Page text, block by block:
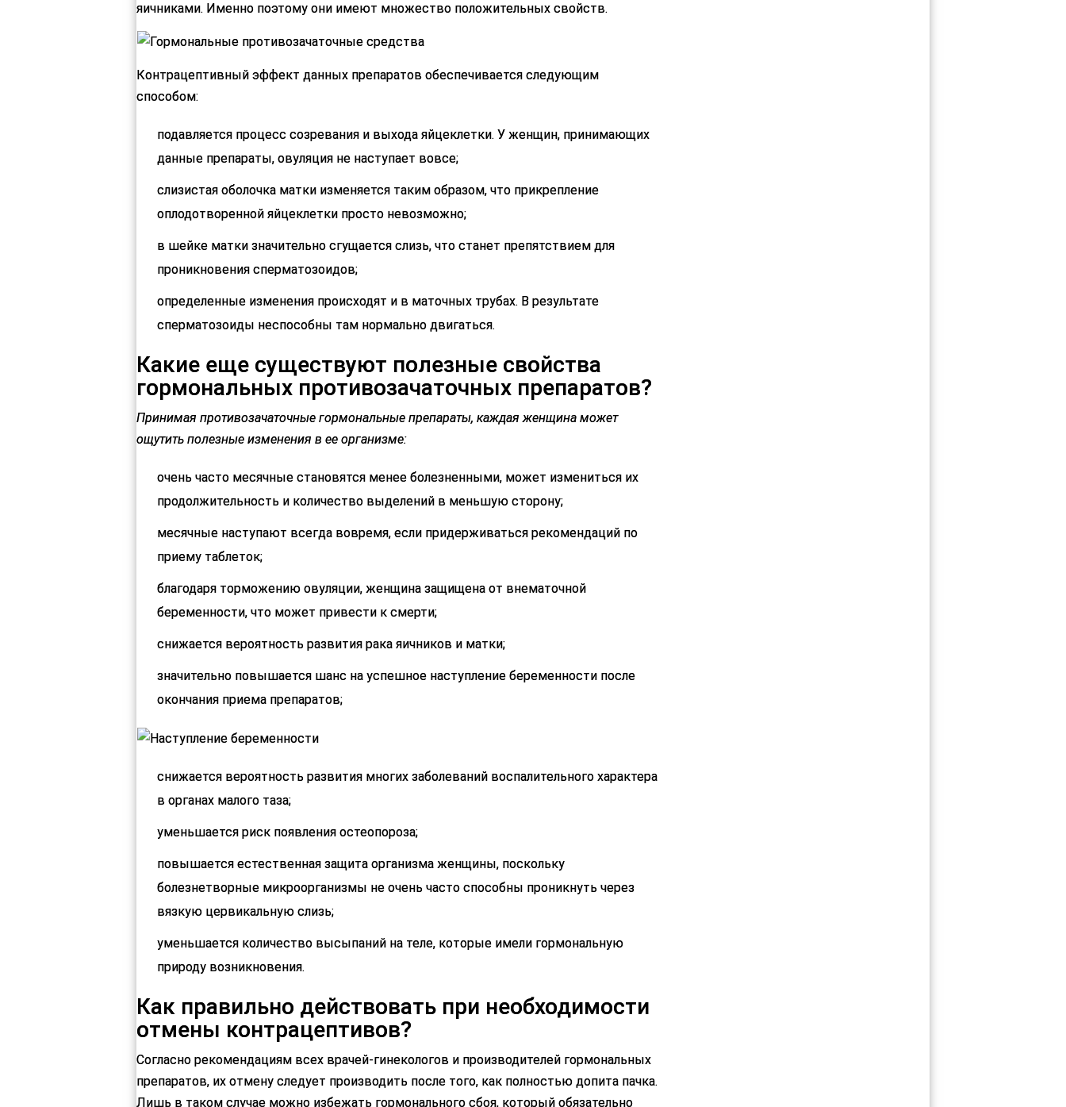
яичниками. Именно поэтому они имеют множество положительных свойств.
Контрацептивный эффект данных препаратов обеспечивается следующим
способом:
подавляется процесс созревания и выхода яйцеклетки. У женщин, принимающих
данные препараты, овуляция не наступает вовсе;
слизистая оболочка матки изменяется таким образом, что прикрепление
оплодотворенной яйцеклетки просто невозможно;
в шейке матки значительно сгущается слизь, что станет препятствием для
проникновения сперматозоидов;
определенные изменения происходят и в маточных трубах. В результате
сперматозоиды неспособны там нормально двигаться.
Какие еще существуют полезные свойства
гормональных противозачаточных препаратов?
Принимая противозачаточные гормональные препараты, каждая женщина может
ощутить полезные изменения в ее организме:
очень часто месячные становятся менее болезненными, может измениться их
продолжительность и количество выделений в меньшую сторону;
месячные наступают всегда вовремя, если придерживаться рекомендаций по
приему таблеток;
благодаря торможению овуляции, женщина защищена от внематочной
беременности, что может привести к смерти;
снижается вероятность развития рака яичников и матки;
значительно повышается шанс на успешное наступление беременности после
окончания приема препаратов;
снижается вероятность развития многих заболеваний воспалительного характера
в органах малого таза;
уменьшается риск появления остеопороза;
повышается естественная защита организма женщины, поскольку
болезнетворные микроорганизмы не очень часто способны проникнуть через
вязкую цервикальную слизь;
уменьшается количество высыпаний на теле, которые имели гормональную
природу возникновения.
Как правильно действовать при необходимости
отмены контрацептивов?
Согласно рекомендациям всех врачей-гинекологов и производителей гормональных
препаратов, их отмену следует производить после того, как полностью допита пачка.
Лишь в таком случае можно избежать гормонального сбоя, который обязательно